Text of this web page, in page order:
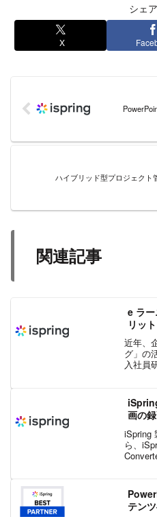
シェ
X
ハイブリッド型プロジェクト
関連記事
e ラ
リッ
近年、
グ」の
入社員
習が導
ターネ
画の
iSpring
ら、
テン